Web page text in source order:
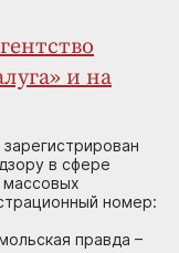
и на
в сфере
массовых
номер:
правда –